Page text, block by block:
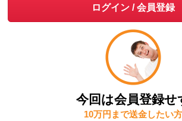
今回は会員登録せ
10万円まで送金したい方